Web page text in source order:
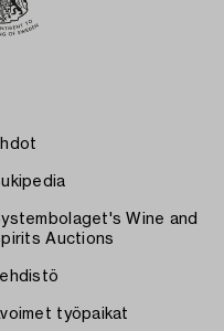
Wine and
Auctions
työpaikat